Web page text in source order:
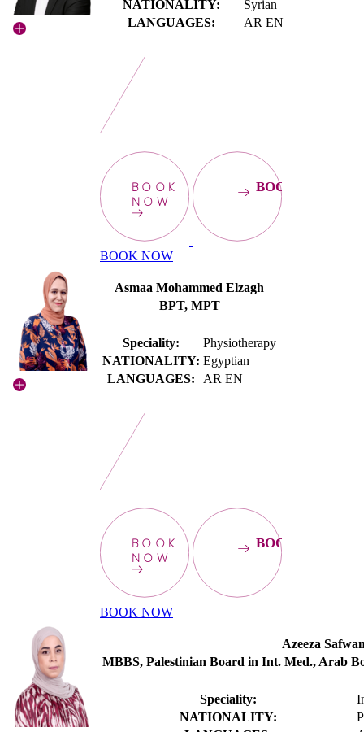
NATIONALITY:
Syrian
LANGUAGES:
AR EN
BOOK
NOW
BOOKNOW
BOOK NOW
Asmaa Mohammed Elzagh
BPT, MPT
Speciality:
Physiotherapy
NATIONALITY: Egyptian
LANGUAGES:
AR EN
BOOK
NOW
BOOKNOW
BOOK NOW
Azeeza
MBBS, Palestinian Board in Int. Med., Arab
Speciality:
NATIONALITY: